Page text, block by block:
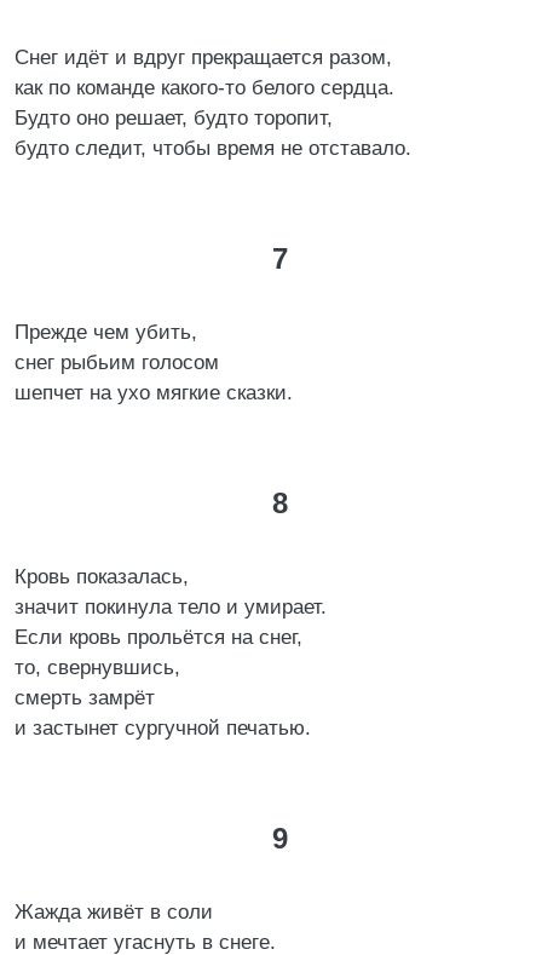
Снег идёт и вдруг прекращается разом,
как по команде какого-то белого сердца.
Будто оно решает, будто торопит,
будто следит, чтобы время не отставало.
7
Прежде чем убить,
снег рыбьим голосом
шепчет на ухо мягкие сказки.
8
Кровь показалась,
значит покинула тело и умирает.
Если кровь прольётся на снег,
то, свернувшись,
смерть замрёт
и застынет сургучной печатью.
9
Жажда живёт в соли
и мечтает угаснуть в снеге.